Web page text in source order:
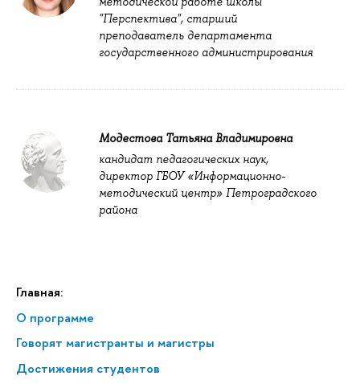
Главная:
О программе
Говорят магистранты и магистры
Достижения студентов
"Перспектива", старший
преподаватель департамента
государственного администрирования
Модестова Татьяна Владимировна
кандидат педагогических наук,
директор ГБОУ «Информационно-
методический центр» Петроградского
района